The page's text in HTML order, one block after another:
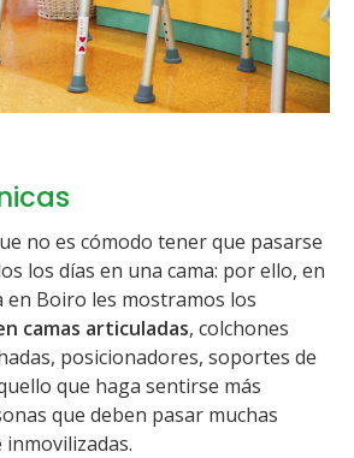
no es cómodo tener que pasarse
los días en una cama: por ello, en
Boiro les mostramos los
camas articuladas, colchones
posicionadores, soportes de
que haga sentirse más
que deben pasar muchas